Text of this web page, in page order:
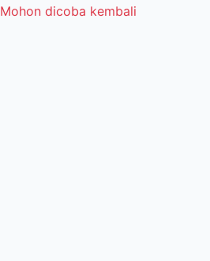
Mohon dicoba kembali